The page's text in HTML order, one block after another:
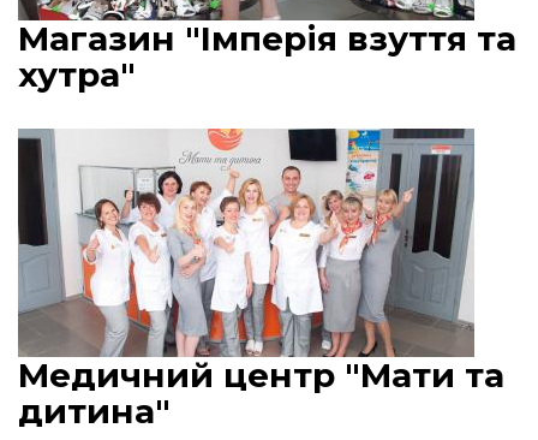
Магазин "Імперія взуття та
хутра"
Медичний центр "Мати та
дитина"